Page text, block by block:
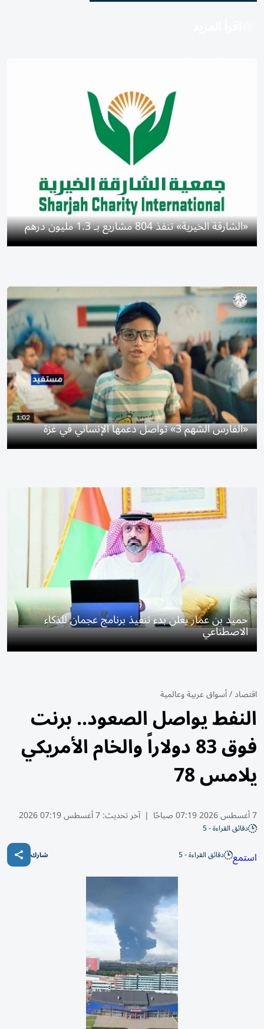
«الشارقة الخيرية» تنفذ 804 مشاريع بـ 1.3 مليون درهم
«الفارس الشهم 3» تواصل دعمها الإنساني في غزة
حميد بن عمار يعلن بدء تنفيذ برنامج عجمان للذكاء
الاصطناعي
اقتصاد/أسواق عربية وعالمية
النفط يواصل الصعود.. برنت
فوق 83 دولاراً والخام الأمريكي
يلامس 78
7 أغسطس 2026 07:19 صباحًا | آخر تحديث:7 أغسطس 07:19 2026
دقائق القراءة - 5
استمع دقائق القراءة - 5 شارك